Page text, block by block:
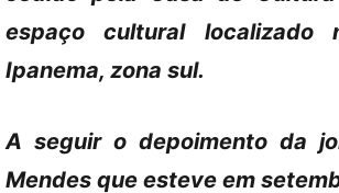
espaço cultural localizado
Ipanema, zona sul.
A seguir o depoimento da
Mendes que esteve em